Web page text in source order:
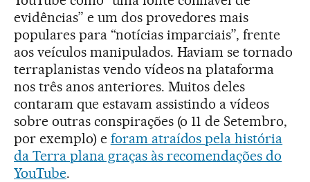
evidências” e um dos provedores mais
populares para “notícias imparciais”, frente
aos veículos manipulados. Haviam se tornado
terraplanistas vendo vídeos na plataforma
nos três anos anteriores. Muitos deles
contaram que estavam assistindo a vídeos
sobre outras conspirações (o 11 de Setembro,
por exemplo) e foram atraídos pela história
da Terra plana graças às recomendações do
YouTube.